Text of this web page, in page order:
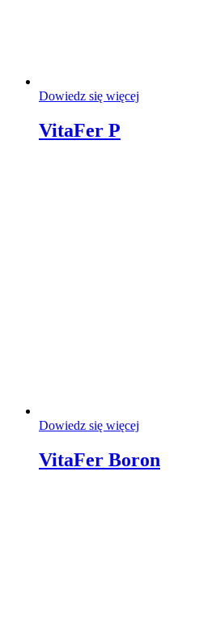
Dowiedz się więcej
VitaFer P
Dowiedz się więcej
VitaFer Boron